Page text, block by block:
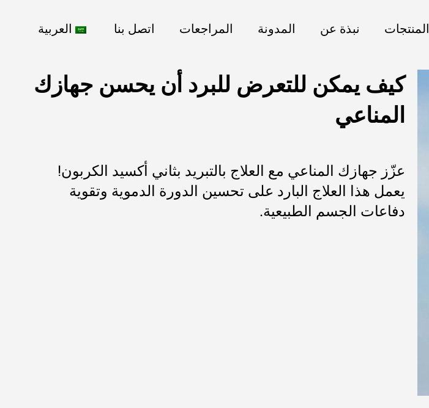
المنتجات نبذة عن المدونة المراجعات اتصل بنا العربية
كيف يمكن للتعرض للبرد أن يحسن جهازك
المناعي
عزّز جهازك المناعي مع العلاج بالتبريد بثاني أكسيد الكربون!
يعمل هذا العلاج البارد على تحسين الدورة الدموية وتقوية
دفاعات الجسم الطبيعية.